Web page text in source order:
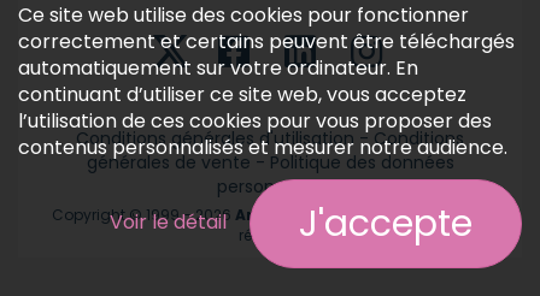
Conditions générales d'utilisation - Conditions
générales de vente-Politique des données
personnelles
Copyright © 1999 - 2026 Annonces médicalestous droits
réservés.
Ce site web utilise des cookies pour fonctionner
correctement et certains peuvent être téléchargés
automatiquement sur votre ordinateur. En
continuant d’utiliser ce site web, vous acceptez
l’utilisation de ces cookies pour vous proposer des
contenus personnalisés et mesurer notre audience.
Voir le détail J'accepte